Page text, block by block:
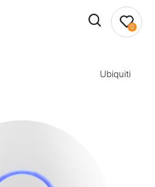
0
Ubiquiti